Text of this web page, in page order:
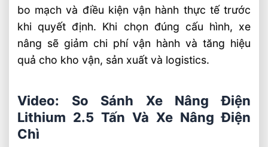
bo mạch và điều kiện vận hành thực tế trước
khi quyết định. Khi chọn đúng cấu hình, xe
nâng sẽ giảm chi phí vận hành và tăng hiệu
quả cho kho vận, sản xuất và logistics.
Video: So Sánh Xe Nâng Điện
Lithium 2.5 Tấn Và Xe Nâng Điện
Chì